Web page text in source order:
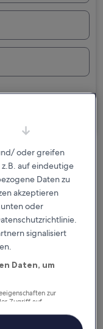
Daten
oder greifen
auf eindeutige
Daten zu
akzeptieren
oder
signalisiert
Daten, um
zur
Zugriff auf
von Inhalten,